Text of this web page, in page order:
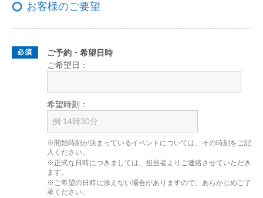
お客様のご要望
ご予約・希望日時
ご希望日：
希望時刻：
※開始時刻が決まっているイベントについては、その時刻をご記
入ください。
※正式な日時につきましては、担当者よりご連絡させていただき
ます。
※ご希望の日時に添えない場合がありますので、あらかじめご了
承ください。